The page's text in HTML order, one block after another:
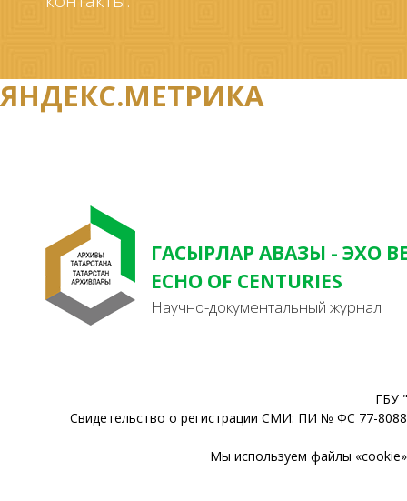
ЯНДЕКС.МЕТРИКА
ГАСЫРЛАР АВАЗЫ - ЭХО
ECHO OF CENTURIES
Научно-документальный журнал
ГБУ
Свидетельство о регистрации СМИ: ПИ № ФС 77-
Мы используем файлы «cookie»